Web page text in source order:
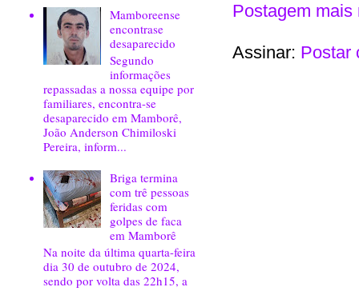
Postagem mais
Assinar: Postar
Mamboreense
encontrase
desaparecido
Segundo
informações
repassadas a nossa equipe por
familiares, encontra-se
desaparecido em Mamborê,
João Anderson Chimiloski
Pereira, inform...
Briga termina
com trê pessoas
feridas com
golpes de faca
em Mamborê
Na noite da última quarta-feira
dia 30 de outubro de 2024,
sendo por volta das 22h15, a